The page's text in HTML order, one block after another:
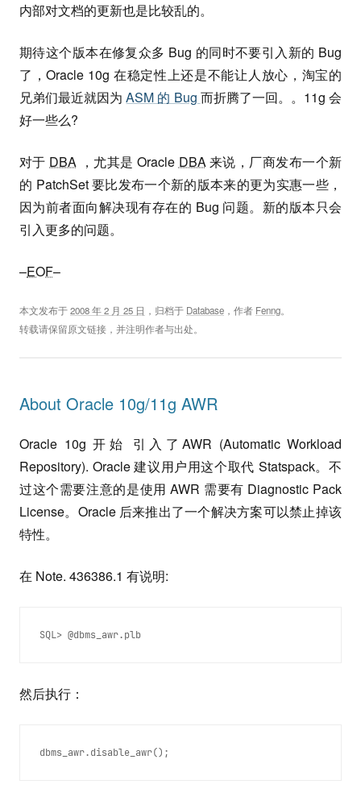
内部对文档的更新也是比较乱的。
期待这个版本在修复众多 Bug 的同时不要引入新的 Bug
了，Oracle 10g 在稳定性上还是不能让人放心，淘宝的
兄弟们最近就因为ASM 的 Bug 而折腾了一回。。11g 会
好一些么?
对于 DBA ，尤其是 Oracle DBA来说，厂商发布一个新
的 PatchSet 要比发布一个新的版本来的更为实惠一些，
因为前者面向解决现有存在的 Bug 问题。新的版本只会
引入更多的问题。
–EOF–
本文发布于2008 年 2 月 25 日 ，归档于 Database ，作者 Fenng。
转载请保留原文链接，并注明作者与出处。
About Oracle 10g/11g AWR
Oracle 10g 开始 引入了AWR (Automatic Workload
Repository). Oracle 建议用户用这个取代 Statspack。不
过这个需要注意的是使用 AWR 需要有 Diagnostic Pack
License。Oracle 后来推出了一个解决方案可以禁止掉该
特性。
在 Note. 436386.1 有说明:
SQL> @dbms_awr.plb
然后执行：
dbms_awr.disable_awr();